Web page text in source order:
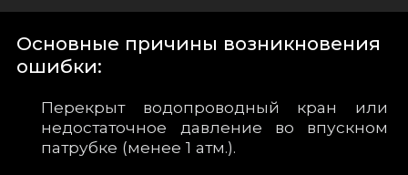
Основные причины возникновения
ошибки:
Перекрыт водопроводный кран или
недостаточное давление во впускном
патрубке (менее 1 атм.).